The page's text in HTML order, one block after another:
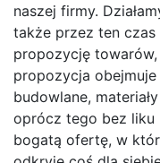
naszej firmy.
także przez ten
propozycję
propozycja
budowlane,
oprócz tego bez liku
bogatą ofertę, w